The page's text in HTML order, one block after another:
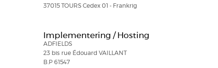
37015 TOURS Cedex 01 - Frankrig
Implementering / Hosting
ADFIELDS
23 bis rue Édouard VAILLANT
B.P 61547